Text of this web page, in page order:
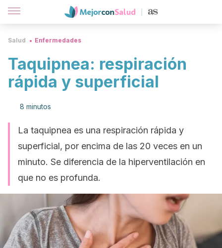
Salud Enfermedades
Taquipnea: respiración
rápida y superficial
8 minutos
La taquipnea es una respiración rápida y
superficial, por encima de las 20 veces en un
minuto. Se diferencia de la hiperventilación en
que no es profunda.